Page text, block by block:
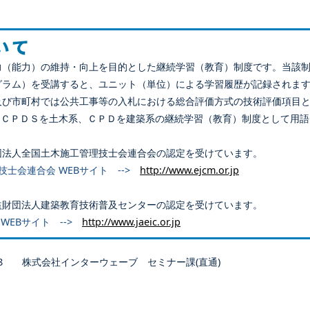
能力）の維持・向上を目的とした継続学習（教育）制度です。当該
ム）を受講すると、ユニット（単位）による学習履歴が記録されま
市町村では公共工事等の入札における総合評価方式の技術評価項目
ＤＳを土木系、ＣＰＤを建築系の継続学習（教育）制度として用語
人全国土木施工管理技士会連合会の認定を受けています。
士会連合会 WEBサイト --> http://www.ejcm.or.jp
団法人建築教育技術普及センターの認定を受けています。
WEBサイト --> http://www.jaeic.or.jp
株式会社インターウェーブ セミナー課(直通)